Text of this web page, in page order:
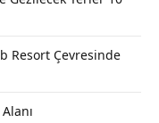
Resort Çevresinde